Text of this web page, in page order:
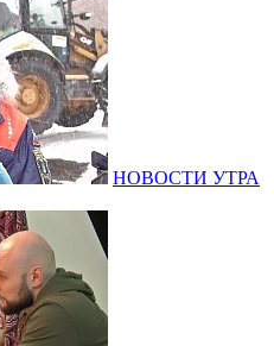
НОВОСТИ УТРА